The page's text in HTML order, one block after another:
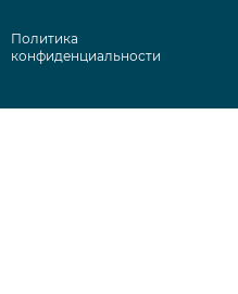
Политика
конфиденциальности